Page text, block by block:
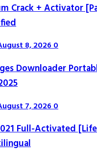
Crack + Activator
8, 20260
Downloader
7, 20260
Full-Activated